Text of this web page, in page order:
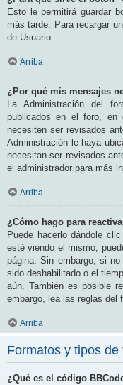
Esto le permitirá guardar
más tarde. Para recargar
de Usuario.
Arriba
¿Por qué mis mensajes
La Administración del
publicados en el foro, en
necesiten ser revisados
Administración le haya
necesitan ser revisados
el administrador para más
Arriba
¿Cómo hago para
Puede hacerlo dándole
esté viendo el mismo,
página. Sin embargo, si
sido deshabilitado o el
aún. También es posible
embargo, lea las reglas del
Arriba
Formatos y tipos de
¿Qué es el código